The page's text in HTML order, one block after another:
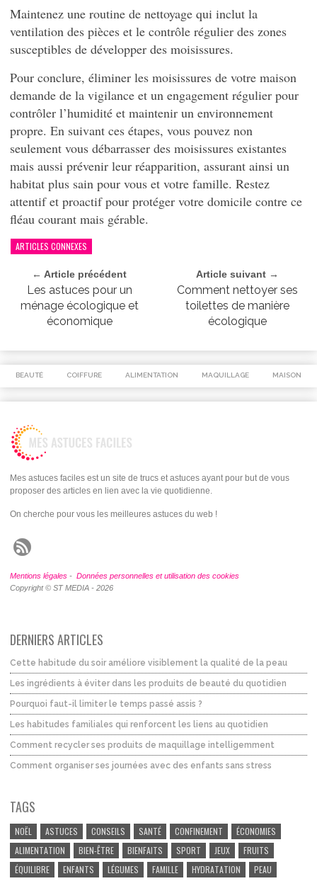
Maintenez une routine de nettoyage qui inclut la
ventilation des pièces et le contrôle régulier des zones
susceptibles de développer des moisissures.
Pour conclure, éliminer les moisissures de votre maison
demande de la vigilance et un engagement régulier pour
contrôler l’humidité et maintenir un environnement
propre. En suivant ces étapes, vous pouvez non
seulement vous débarrasser des moisissures existantes
mais aussi prévenir leur réapparition, assurant ainsi un
habitat plus sain pour vous et votre famille. Restez
attentif et proactif pour protéger votre domicile contre ce
fléau courant mais gérable.
ARTICLES CONNEXES
← Article précédent
Les astuces pour un
ménage écologique et
économique
Article suivant →
Comment nettoyer ses
toilettes de manière
écologique
BEAUTÉ COIFFURE ALIMENTATION MAQUILLAGE MAISON
Mes astuces faciles est un site de trucs et astuces ayant pour but de vous
proposer des articles en lien avec la vie quotidienne.
On cherche pour vous les meilleures astuces du web !
Mentions légales - Données personnelles et utilisation des cookies
Copyright © ST MEDIA - 2026
DERNIERS ARTICLES
Cette habitude du soir améliore visiblement la qualité de la peau
Les ingrédients à éviter dans les produits de beauté du quotidien
Pourquoi faut-il limiter le temps passé assis ?
Les habitudes familiales qui renforcent les liens au quotidien
Comment recycler ses produits de maquillage intelligemment
Comment organiser ses journées avec des enfants sans stress
TAGS
NOËL ASTUCES CONSEILS SANTÉ CONFINEMENT
ÉCONOMIES
ALIMENTATION
BIEN-ÊTRE BIENFAITS SPORT JEUX
FRUITS
ÉQUILIBRE
ENFANTS LÉGUMES FAMILLE HYDRATATION PEAU